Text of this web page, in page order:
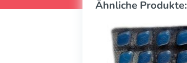
Ähnliche Produkte: